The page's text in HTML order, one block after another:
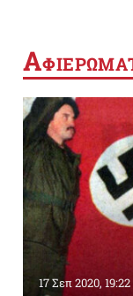
Α
17 Σεπ 2020, 19:22